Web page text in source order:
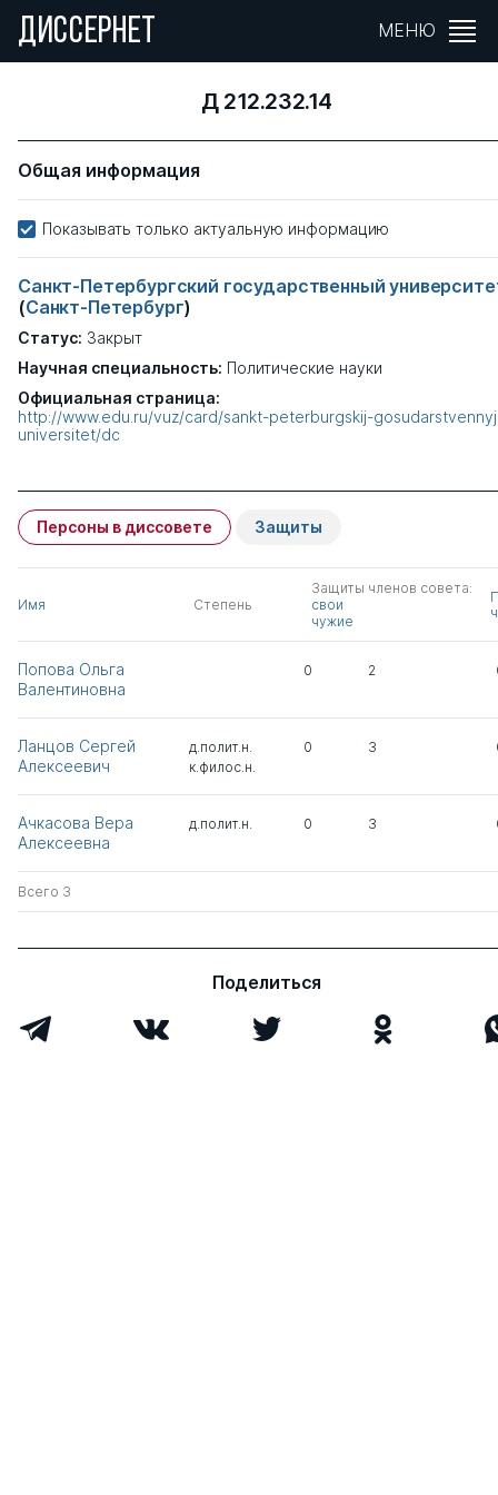
ДИССЕРНЕТ МЕНЮ
Д 212.232.14
Общая информация
Показывать только актуальную информацию
Санкт-Петербургский государственный
(Санкт-Петербург)
Статус: Закрыт
Научная специальность: Политические науки
Официальная страница:
http://www.edu.ru/vuz/card/sankt-peterburgskij-
universitet/dc
Персоны в диссовете Защиты
Имя Степень
Защиты членов совета:
свои
чужие
Попова Ольга
Валентиновна
0 2
Ланцов Сергей
Алексеевич
д.полит.н.
к.филос.н.
0 3
Ачкасова Вера
Алексеевна
д.полит.н. 0 3
Всего 3
Поделиться